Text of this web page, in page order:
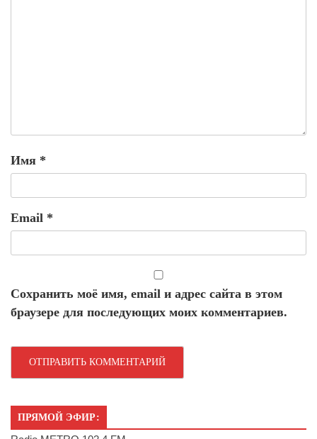
Имя *
Email *
Сохранить моё имя, email и адрес сайта в этом
браузере для последующих моих комментариев.
ПРЯМОЙ ЭФИР: